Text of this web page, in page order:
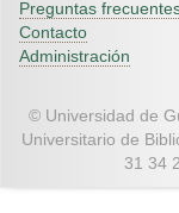
Preguntas
Contacto
Administración
© Universidad de
Universitario de
31 34